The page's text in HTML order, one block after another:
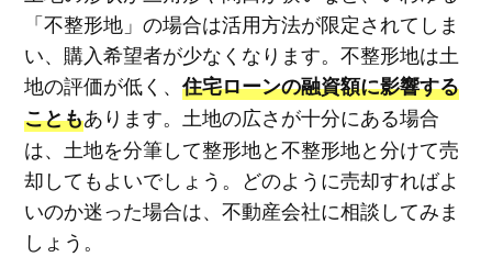
「不整形地」の場合は活用方法が限定されてしま
い、購入希望者が少なくなります。不整形地は土
地の評価が低く、住宅ローンの融資額に影響する
こともあります。土地の広さが十分にある場合
は、土地を分筆して整形地と不整形地と分けて売
却してもよいでしょう。どのように売却すればよ
いのか迷った場合は、不動産会社に相談してみま
しょう。